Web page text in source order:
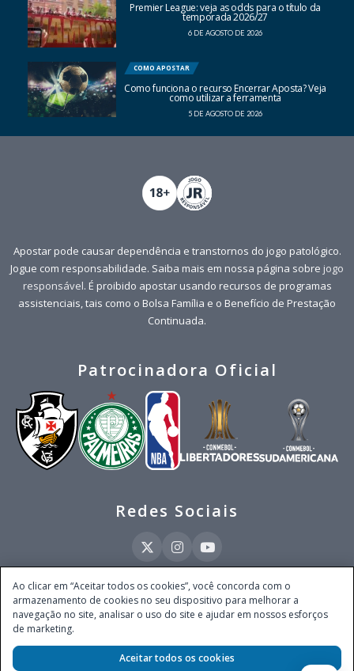
Premier League: veja as odds para o título da
temporada 2026/27
6 DE AGOSTO DE 2026
COMO APOSTAR
Como funciona o recurso Encerrar Aposta? Veja
como utilizar a ferramenta
5 DE AGOSTO DE 2026
Apostar pode causar dependência e transtornos do jogo patológico.
Jogue com responsabilidade. Saiba mais em nossa página sobre jogo
responsável. É proibido apostar usando recursos de programas
assistenciais, tais como o Bolsa Família e o Benefício de Prestação
Continuada.
Patrocinadora Oficial
Redes Sociais
Este site é operado pela Ventmear Brasil LTDA (CNPJ 52.868.380/0001-84), com
endereço na Avenida Brigadeiro Faria Lima, nº 4.055, 3º andar, Itaim Bibi, no
Município de São Paulo, Estado de São Paulo, CEP 04538-133, Brasil - empresa
autorizada a operar apostas de quota fixa em todo território nacional pela
Secretaria de Prêmios e Apostas do Ministério da Fazenda, conforme Portaria nº
Ao clicar em “Aceitar todos os cookies”, você concorda com o
armazenamento de cookies no seu dispositivo para melhorar a
navegação no site, analisar o uso do site e ajudar em nossos esforços
de marketing.
Aceitar todos os cookies